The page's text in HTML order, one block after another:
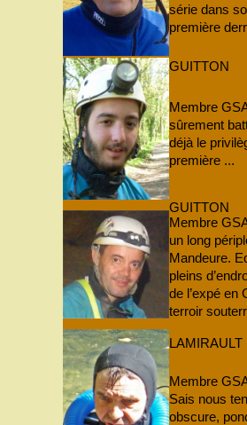
série dans
première
GUITTON
Membre
sûrement
déjà le
première ...
GUITTON
Membre
un long
Mandeure.
pleins
de l’expé en
terroir
LAMIRAULT
Membre
Sais nous
obscure,